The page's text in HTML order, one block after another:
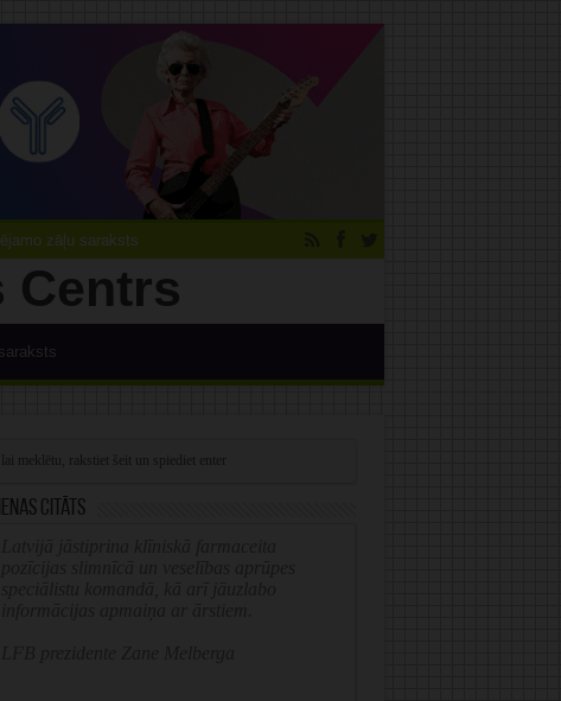
zāļu saraksts
citāts